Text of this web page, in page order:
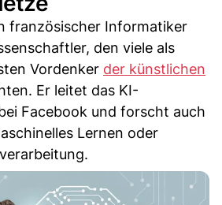
französischer Informatiker
den viele als
Vordenker der künstlichen
Er leitet das KI-
Facebook und forscht auch
Lernen oder